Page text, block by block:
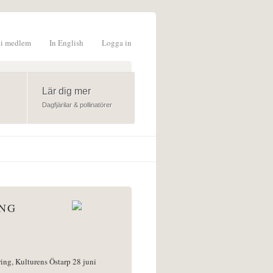
Logga in
In English
medlem
Lär dig mer
Dagfjärilar & pollinatörer
Kulturens Östarp 28 juni